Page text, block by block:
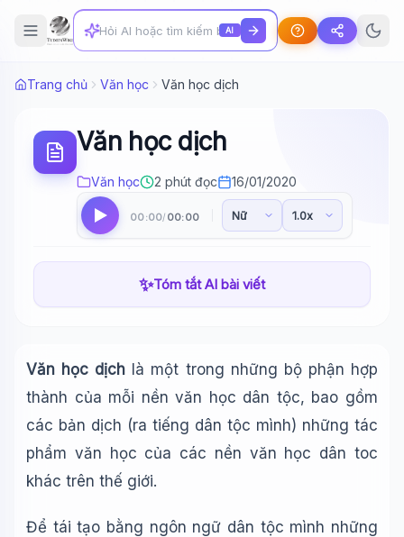
AI
Trang chủ Văn học Văn học dịch
Văn học dịch
Văn học 2 phút đọc 16/01/2020
00:00/ 00:00
✨Tóm tắt AI bài viết
Văn học dịch là một trong những bộ phận hợp
thành của mỗi nền văn học dân tộc, bao gồm
các bản dịch (ra tiếng dân tộc mình) những tác
phẩm văn học của các nền văn học dân toc
khác trên thế giới.
Để tái tạo bằng ngôn ngữ dân tộc mình những